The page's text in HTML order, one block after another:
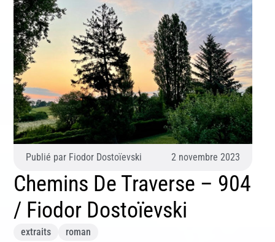
Publié par Fiodor Dostoïevski 2 novembre 2023
Chemins De Traverse – 904
/ Fiodor Dostoïevski
extraits roman